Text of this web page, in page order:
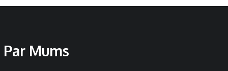
Par Mums